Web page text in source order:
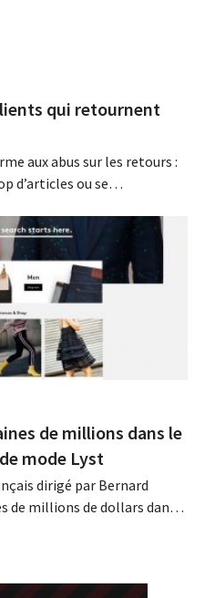
qui retournent
aux abus sur les retours :
d’articles ou se
de la suppression
sans
trop souvent des
risque...
de millions dans le
mode Lyst
dirigé par Bernard
de millions de dollars dans